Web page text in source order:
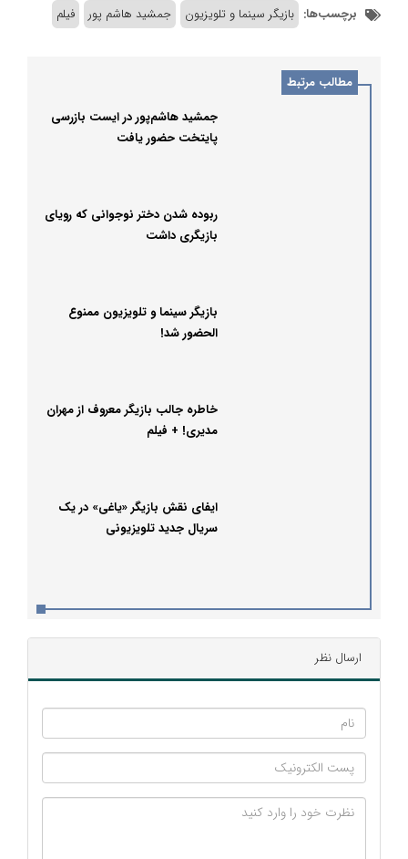
برچسب‌ها: بازیگر سینما و تلویزیون جمشید هاشم پور فیلم
مطالب مرتبط
جمشید هاشم‌پور در ایست بازرسی
پایتخت حضور یافت
ربوده شدن دختر نوجوانی که رویای
بازیگری داشت
بازیگر سینما و تلویزیون ممنوع
الحضور شد!
خاطره جالب بازیگر معروف از مهران
مدیری! + فیلم
ایفای نقش بازیگر «یاغی» در یک
سریال جدید تلویزیونی
ارسال نظر